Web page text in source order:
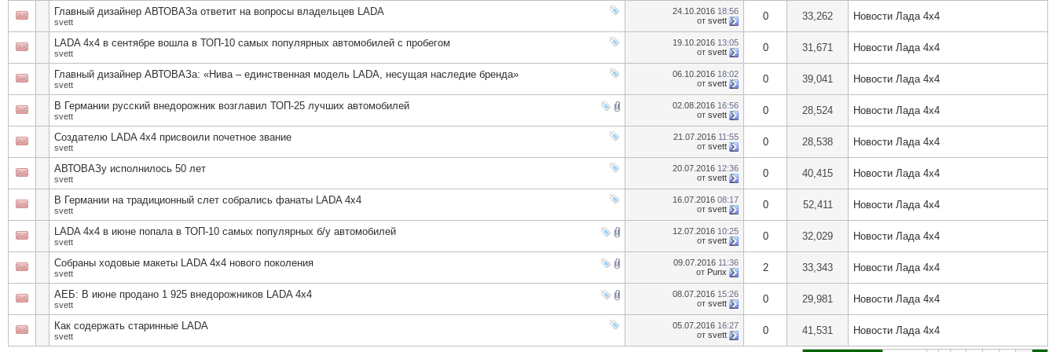
Главный дизайнер АВТОВАЗа ответит на вопросы владельцев LADA
svett
24.10.2016 18:56
от svett 0 33,262 Новости Лада 4х4
LADA 4х4 в сентябре вошла в ТОП-10 самых популярных автомобилей с пробегом
svett
19.10.2016 13:05
от svett 0 31,671 Новости Лада 4х4
Главный дизайнер АВТОВАЗа: «Нива – единственная модель LADA, несущая наследие бренда»
svett
06.10.2016 18:02
от svett 0 39,041 Новости Лада 4х4
В Германии русский внедорожник возглавил ТОП-25 лучших автомобилей
svett
02.08.2016 16:56
от svett 0 28,524 Новости Лада 4х4
Создателю LADA 4x4 присвоили почетное звание
svett
21.07.2016 11:55
от svett 0 28,538 Новости Лада 4х4
АВТОВАЗу исполнилось 50 лет
svett
20.07.2016 12:36
от svett 0 40,415 Новости Лада 4х4
В Германии на традиционный слет собрались фанаты LADA 4х4
svett
16.07.2016 08:17
от svett 0 52,411 Новости Лада 4х4
LADA 4х4 в июне попала в ТОП-10 самых популярных б/у автомобилей
svett
12.07.2016 10:25
от svett 0 32,029 Новости Лада 4х4
Собраны ходовые макеты LADA 4х4 нового поколения
svett
09.07.2016 11:36
от Punx 2 33,343 Новости Лада 4х4
АЕБ: В июне продано 1 925 внедорожников LADA 4х4
svett
08.07.2016 15:26
от svett 0 29,981 Новости Лада 4х4
Как содержать старинные LADA
svett
05.07.2016 16:27
от svett 0 41,531 Новости Лада 4х4